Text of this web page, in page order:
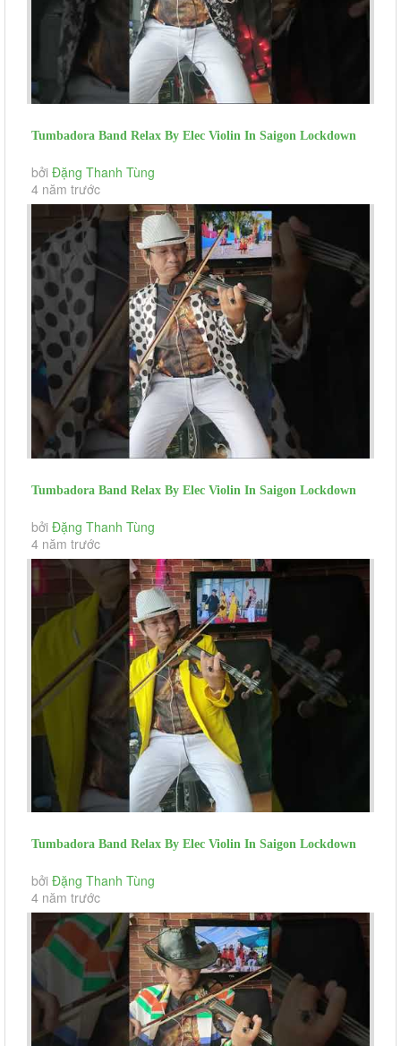
Tumbadora Band Relax By Elec Violin In Saigon Lockdown
Goi Gio Cho May Ngan...
bởi Đặng Thanh Tùng
4 năm trước
Tumbadora Band Relax By Elec Violin In Saigon Lockdown
Ru Ta Ngam Ngui (day...
bởi Đặng Thanh Tùng
4 năm trước
Tumbadora Band Relax By Elec Violin In Saigon Lockdown
Hello Lionel Richie...
bởi Đặng Thanh Tùng
4 năm trước